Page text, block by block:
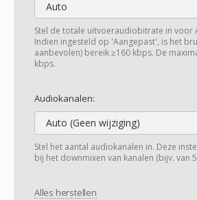
Auto
Stel de totale uitvoeraudiobitrate in voor
Indien ingesteld op 'Aangepast', is het
aanbevolen) bereik ≥160 kbps. De
kbps.
Audiokanalen:
Auto (Geen wijziging)
Stel het aantal audiokanalen in. Deze
bij het downmixen van kanalen (bijv. van
Alles herstellen